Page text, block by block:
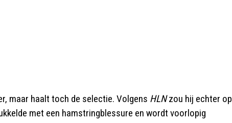
maar haalt toch de selectie. Volgens HLNzou hij echter op
met een hamstringblessure en wordt voorlopig